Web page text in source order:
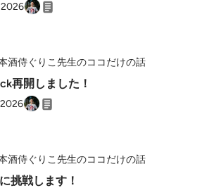
2026
酒侍ぐりこ先生のココだけの話
再開しました！
2026
酒侍ぐりこ先生のココだけの話
挑戦します！